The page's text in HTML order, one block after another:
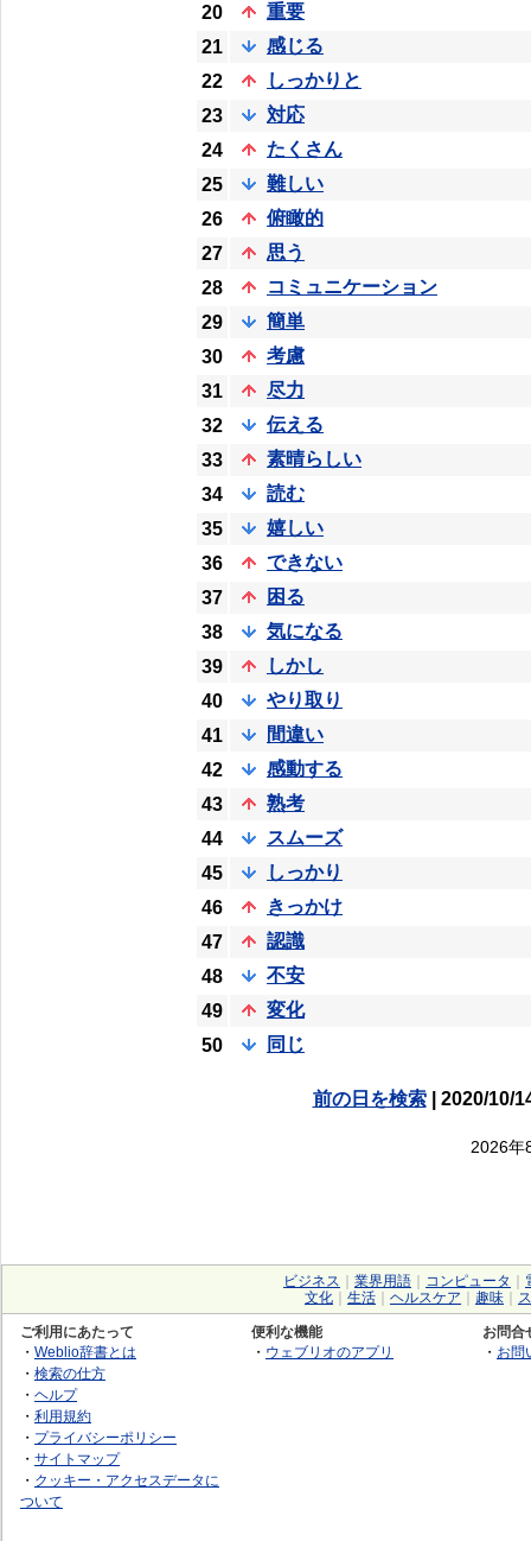
20
重要
21
感じる
22
しっかりと
23
対応
24
たくさん
25
難しい
26
俯瞰的
27
思う
28
コミュニケーション
29
簡単
30
考慮
31
尽力
32
伝える
33
素晴らしい
34
読む
35
嬉しい
36
できない
37
困る
38
気になる
39
しかし
40
やり取り
41
間違い
42
感動する
43
熟考
44
スムーズ
45
しっかり
46
きっかけ
47
認識
48
不安
49
変化
50
同じ
前の日を検索| 2020/10/
2026年
ビジネス 業界用語 コンピュータ
文化
生活 ヘルスケア 趣味
ご利用にあたって
・ Weblio辞書とは
・ 検索の仕方
・ ヘルプ
・ 利用規約
・ プライバシーポリシー
・ サイトマップ
・ クッキー・アクセスデータに
ついて
便利な機能
・ ウェブリオのアプリ
お問合
・ お問